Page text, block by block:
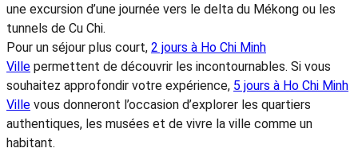
Alain 5.0 Excellent
Combien de temps pour visiter Ho Chi Minh Ville ?
La durée idéale pourvisiter Ho Chi Minh Villedépend de vos
envies, mais en général,4 jours à Ho Chi Minh Ville
constituent un excellent choix pour découvrir la ville à un
rythme agréable. Vous pouvez explorer les sites
emblématiques comme la Cathédrale Notre-Dame, le Musée
des vestiges de guerre ou le marché Ben Thanh, tout en